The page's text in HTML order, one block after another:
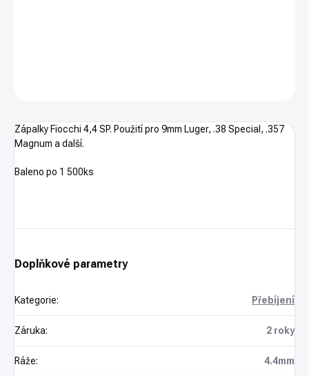
Zápalky Fiocchi 4,4 SP. Použití pro 9mm Luger, .38 Special, .357
Magnum a další.
Baleno po 1 500ks
Doplňkové parametry
Kategorie: Přebíjení
Záruka: 2 roky
Ráže: 4.4mm